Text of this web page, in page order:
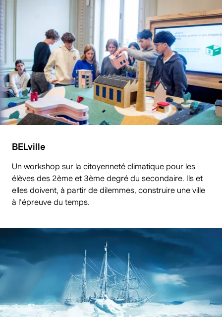
BELville
Un workshop sur la citoyenneté climatique pour les
élèves des 2ème et 3ème degré du secondaire. Ils et
elles doivent, à partir de dilemmes, construire une ville
à l'épreuve du temps.